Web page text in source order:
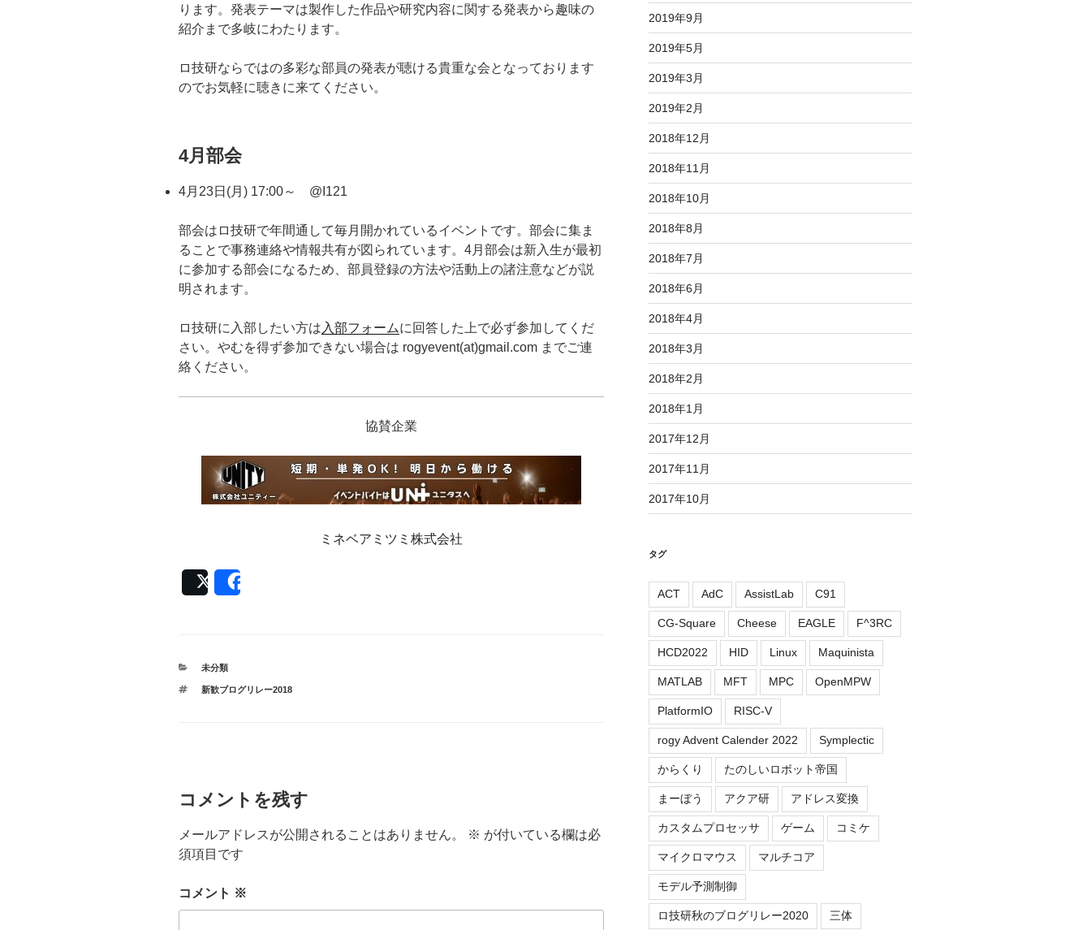
ります。発表テーマは製作した作品や研究内容に関する発表から趣味の
紹介まで多岐にわたります。
ロ技研ならではの多彩な部員の発表が聴ける貴重な会となっております
のでお気軽に聴きに来てください。
4月部会
4月23日(月) 17:00～ @I121
部会はロ技研で年間通して毎月開かれているイベントです。部会に集ま
ることで事務連絡や情報共有が図られています。4月部会は新入生が最初
に参加する部会になるため、部員登録の方法や活動上の諸注意などが説
明されます。
ロ技研に入部したい方は 入部フォームに回答した上で必ず参加してくだ
さい。やむを得ず参加できない場合は rogyevent(at)gmail.com までご連
絡ください。
協賛企業
ミネベアミツミ株式会社
Post
カ
ゴ
未分類
タ
新歓ブログリレー2018
コメントを残す
メールアドレスが公開されることはありません。 ※ が付いている欄は必
須項目です
コメント ※
2019年9月
2019年5月
2019年3月
2019年2月
2018年12月
2018年11月
2018年10月
2018年8月
2018年7月
2018年6月
2018年4月
2018年3月
2018年2月
2018年1月
2017年12月
2017年11月
2017年10月
タグ
ACT AdC AssistLab C91
CG-Square Cheese EAGLE F^3RC
HCD2022 HID Linux Maquinista
MATLAB MFT MPC OpenMPW
PlatformIO RISC-V
rogy Advent Calender 2022 Symplectic
からくり たのしいロボット帝国
まーぼう アクア研 アドレス変換
カスタムプロセッサ ゲーム コミケ
マイクロマウス マルチコア
モデル予測制御
ロ技研秋のブログリレー2020 三体